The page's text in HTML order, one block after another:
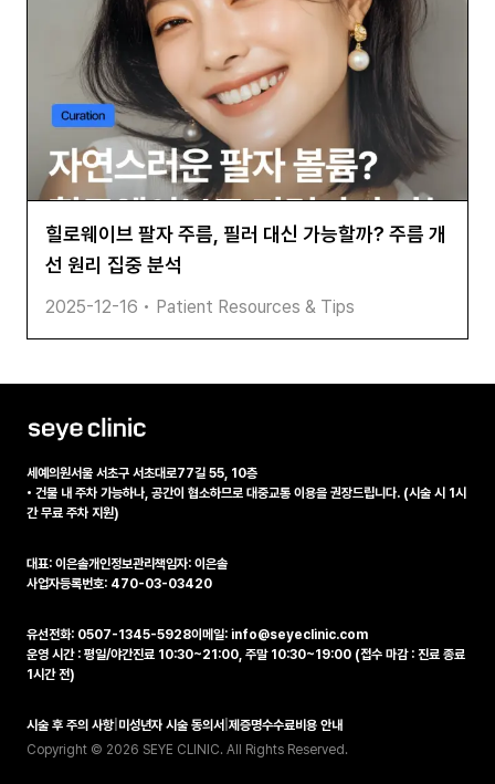
힐로웨이브 팔자 주름, 필러 대신 가능할까? 주름 개
선 원리 집중 분석
2025-12-16 • Patient Resources & Tips
세예의원서울 서초구 서초대로77길 55, 10층
• 건물 내 주차 가능하나, 공간이 협소하므로 대중교통 이용을 권장드립니다. (시술 시 1시
간 무료 주차 지원)
대표: 이은솔개인정보관리책임자: 이은솔
사업자등록번호: 470-03-03420
유선전화: 0507-1345-5928이메일: info@seyeclinic.com
운영 시간 : 평일/야간진료 10:30~21:00, 주말 10:30~19:00 (접수 마감 : 진료 종료
1시간 전)
시술 후 주의 사항| 미성년자 시술 동의서 제증명수수료비용 안내
Copyright © 2026 SEYE CLINIC. All Rights Reserved.